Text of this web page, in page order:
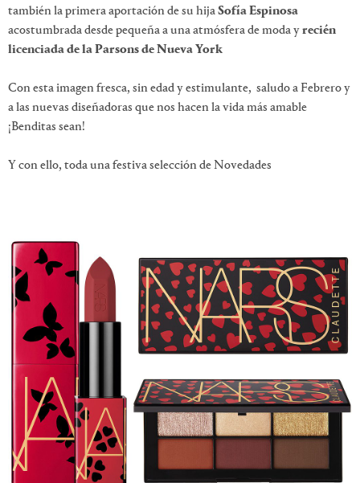
también la primera aportación de su hijaSofía Espinosa
acostumbrada desde pequeña a una atmósfera de moda yrecién
licenciada de la Parsons de Nueva York
Con esta imagen fresca, sin edad y estimulante, saludo a Febrero y
a las nuevas diseñadoras que nos hacen la vida más amable
¡Benditas sean!
Y con ello, toda una festiva selección de Novedades